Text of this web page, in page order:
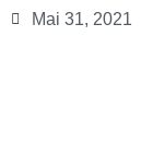
Mai 31, 2021